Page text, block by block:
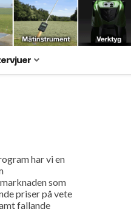
har vi en
som
priser på vete
fallande